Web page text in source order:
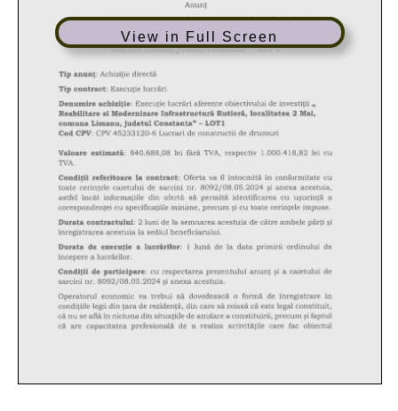
View in Full Screen